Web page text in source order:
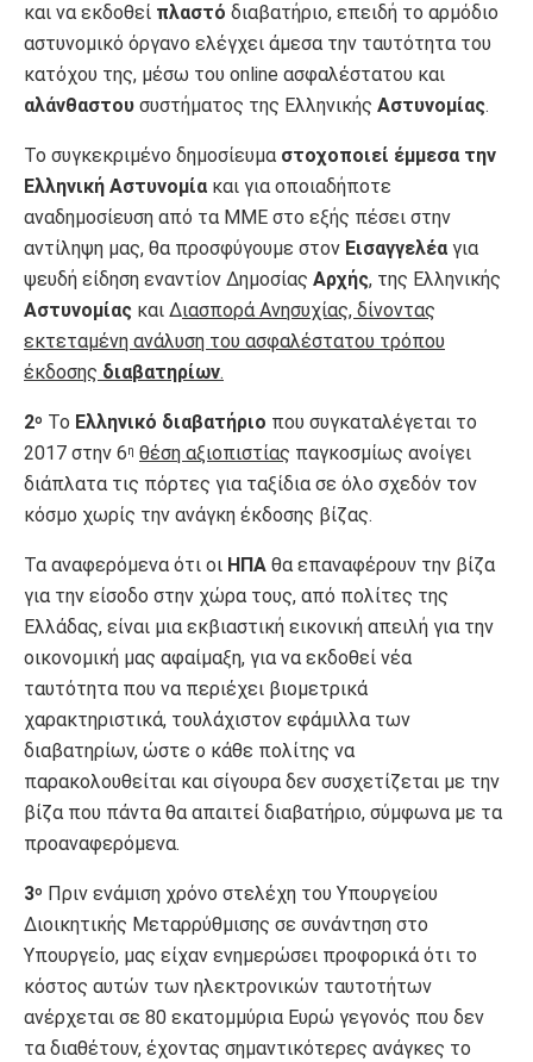
και να εκδοθεί πλαστό διαβατήριο, επειδή το αρμόδιο
αστυνομικό όργανο ελέγχει άμεσα την ταυτότητα του
κατόχου της, μέσω του online ασφαλέστατου και
αλάνθαστου συστήματος της Ελληνικής Αστυνομίας.
Το συγκεκριμένο δημοσίευμα στοχοποιεί έμμεσα την
Ελληνική Αστυνομία και για οποιαδήποτε
αναδημοσίευση από τα ΜΜΕ στο εξής πέσει στην
αντίληψη μας, θα προσφύγουμε στον Εισαγγελέα για
ψευδή είδηση εναντίον Δημοσίας Αρχής, της Ελληνικής
Αστυνομίας και Διασπορά Ανησυχίας, δίνοντας
εκτεταμένη ανάλυση του ασφαλέστατου τρόπου
έκδοσης διαβατηρίων.
2ο Το Ελληνικό διαβατήριο που συγκαταλέγεται το
2017 στην 6η θέση αξιοπιστίας παγκοσμίως ανοίγει
διάπλατα τις πόρτες για ταξίδια σε όλο σχεδόν τον
κόσμο χωρίς την ανάγκη έκδοσης βίζας.
Τα αναφερόμενα ότι οι ΗΠΑ θα επαναφέρουν την βίζα
για την είσοδο στην χώρα τους, από πολίτες της
Ελλάδας, είναι μια εκβιαστική εικονική απειλή για την
οικονομική μας αφαίμαξη, για να εκδοθεί νέα
ταυτότητα που να περιέχει βιομετρικά
χαρακτηριστικά, τουλάχιστον εφάμιλλα των
διαβατηρίων, ώστε ο κάθε πολίτης να
παρακολουθείται και σίγουρα δεν συσχετίζεται με την
βίζα που πάντα θα απαιτεί διαβατήριο, σύμφωνα με τα
προαναφερόμενα.
3ο
Πριν ενάμιση χρόνο στελέχη του Υπουργείου
Διοικητικής Μεταρρύθμισης σε συνάντηση στο
Υπουργείο, μας είχαν ενημερώσει προφορικά ότι το
κόστος αυτών των ηλεκτρονικών ταυτοτήτων
ανέρχεται σε 80 εκατομμύρια Ευρώ γεγονός που δεν
τα διαθέτουν, έχοντας σημαντικότερες ανάγκες το